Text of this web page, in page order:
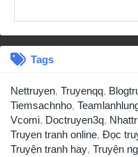
Tags
Nettruyen, Truyenqq,
Tiemsachnho,
Vcomi, Doctruyen3q,
Truyen tranh online, Đọc
Truyện tranh hay, Truyện